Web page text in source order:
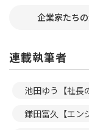
企業家たち
連載執筆者
池田ゆう【社長
鎌田富久【エン